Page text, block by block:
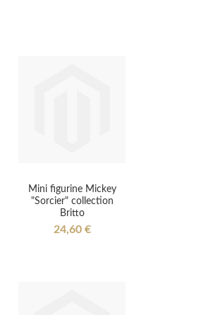
Mini figurine Mickey
"Sorcier" collection
Britto
24,60 €